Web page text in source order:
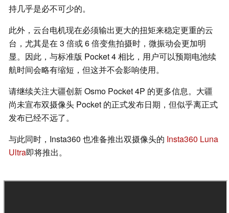
持几乎是必不可少的。
此外，云台电机现在必须输出更大的扭矩来稳定更重的云
台，尤其是在 3 倍或 6 倍变焦拍摄时，微振动会更加明
显。因此，与标准版 Pocket 4 相比，用户可以预期电池续
航时间会略有缩短，但这并不会影响使用。
请继续关注大疆创新 Osmo Pocket 4P 的更多信息。大疆
尚未宣布双摄像头 Pocket 的正式发布日期，但似乎离正式
发布已经不远了。
与此同时，Insta360 也准备推出双摄像头的 Insta360 Luna
Ultra即将推出。